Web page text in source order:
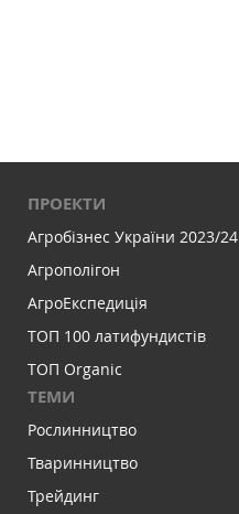
ПРОЕКТИ
Агробізнес України 2023/24
Агрополігон
АгроЕкспедиція
ТОП 100 латифундистів
ТОП Organic
ТЕМИ
Рослинництво
Тваринництво
Трейдинг